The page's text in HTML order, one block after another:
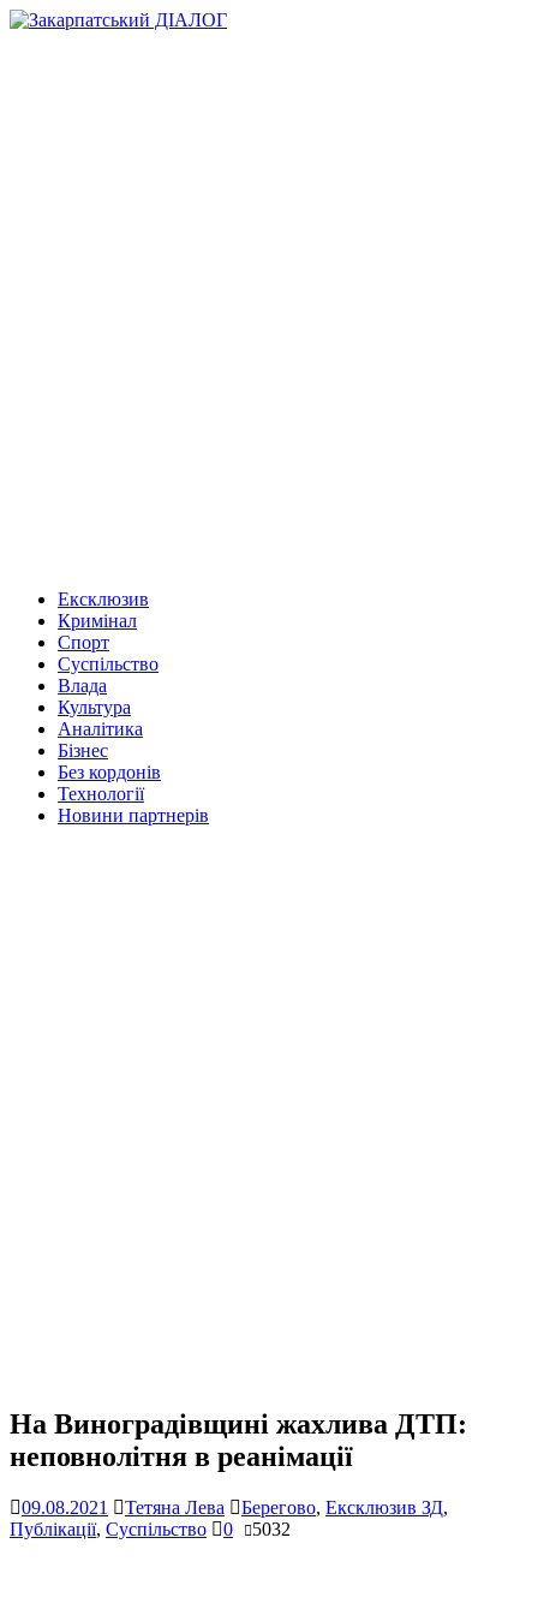
Ексклюзив
Кримінал
Спорт
Суспільство
Влада
Культура
Аналітика
Бізнес
Без кордонів
Технології
Новини партнерів
На Виноградівщині жахлива ДТП:
неповнолітня в реанімації
09.08.2021 Тетяна Лева Берегово, Ексклюзив ЗД,
Публікації, Суспільство 0 5032